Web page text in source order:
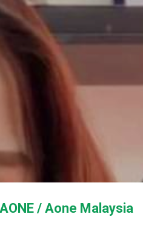
Skip to main content
/ Aone Malaysia